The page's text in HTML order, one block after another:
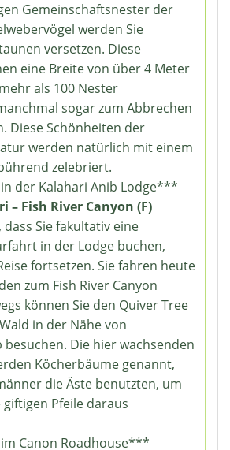
Gemeinschaftsnester der
werden Sie
versetzen. Diese
eine Breite von über 4 Meter
als 100 Nester
sogar zum Abbrechen
Diese Schönheiten der
werden natürlich mit einem
zelebriert.
der Kalahari Anib Lodge***
– Fish River Canyon (F)
Sie fakultativ eine
in der Lodge buchen,
fortsetzen. Sie fahren heute
zum Fish River Canyon
können Sie den Quiver Tree
in der Nähe von
Die hier wachsenden
Köcherbäume genannt,
die Äste benutzten, um
Pfeile daraus
Canon Roadhouse***